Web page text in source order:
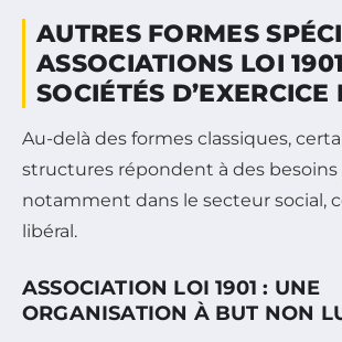
AUTRES FORMES
ASSOCIATIONS LOI
SOCIÉTÉS
Au-delà des formes classiques,
structures répondent à des besoins
notamment dans le secteur social,
libéral.
ASSOCIATION LOI 1901 : UNE
ORGANISATION À BUT NON